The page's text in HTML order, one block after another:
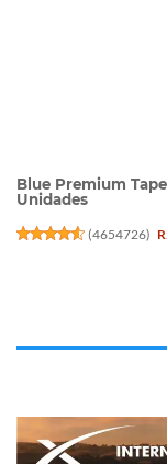
Blue Premium
Unidades
(4654726)